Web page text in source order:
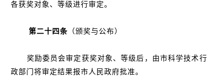
各获奖对象、等级进行审定。
第二十四条 （颁奖与公布）
奖励委员会审定获奖对象、等级后，由市科学技术行
政部门将审定结果报市人民政府批准。